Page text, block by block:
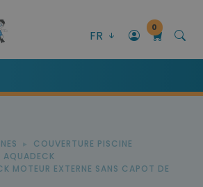
FR
0
COUVERTURE PISCINE
AQUADECK
MOTEUR EXTERNE SANS CAPOT DE